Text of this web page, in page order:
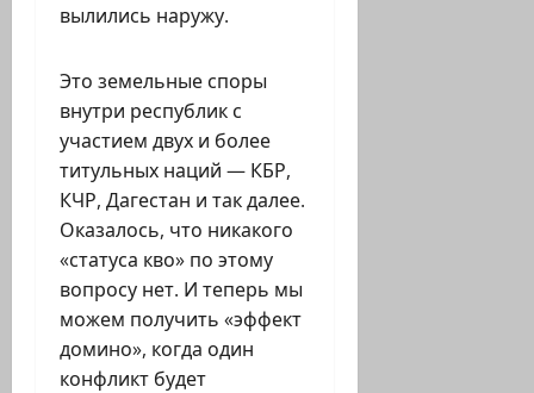
вылились наружу.
Это земельные споры
внутри республик с
участием двух и более
титульных наций — КБР,
КЧР, Дагестан и так далее.
Оказалось, что никакого
«статуса кво» по этому
вопросу нет. И теперь мы
можем получить «эффект
домино», когда один
конфликт будет